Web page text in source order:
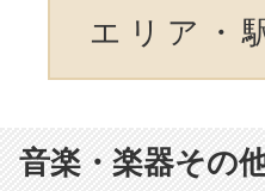
エリア・
音楽・楽器その